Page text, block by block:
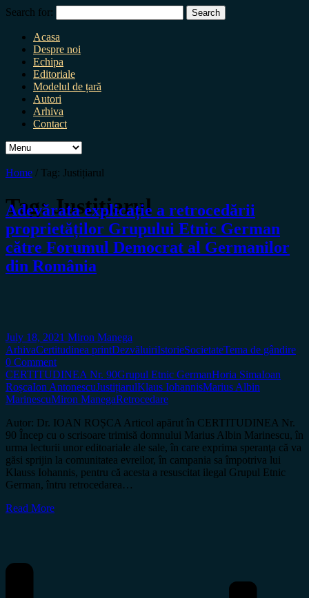
Search for:
Acasa
Despre noi
Echipa
Editoriale
Modelul de țară
Autori
Arhiva
Contact
Home / Tag: Justițiarul
Tag:Justițiarul
Adevărata explicație a retrocedării
proprietăților Grupului Etnic German
către Forumul Democrat al Germanilor
din România
July 18, 2021 Miron Manega
ArhivaCertitudinea printDezvăluiriIstorieSocietateTema de gândire
0 Comment
CERTITUDINEA Nr. 90Grupul Etnic GermanHoria SimaIoan
RoșcaIon AntonescuJustițiarulKlaus IohannisMarius Albin
MarinescuMiron ManegaRetrocedare
Autor: Dr. IOAN ROȘCA Articol apărut în CERTITUDINEA Nr.
90 Încep cu o scrisoare trimisă domnului Marius Albin Marinescu, în
urma lecturii unor editoariale ale sale, în care exprima speranţa că va
găsi sprijin la comunitatea evreilor, în campania sa împotriva lui
Klauss Iohannis, pentru că acesta a resuscitat ilegal Grupul Etnic
German, întru retrocedarea…
Read More